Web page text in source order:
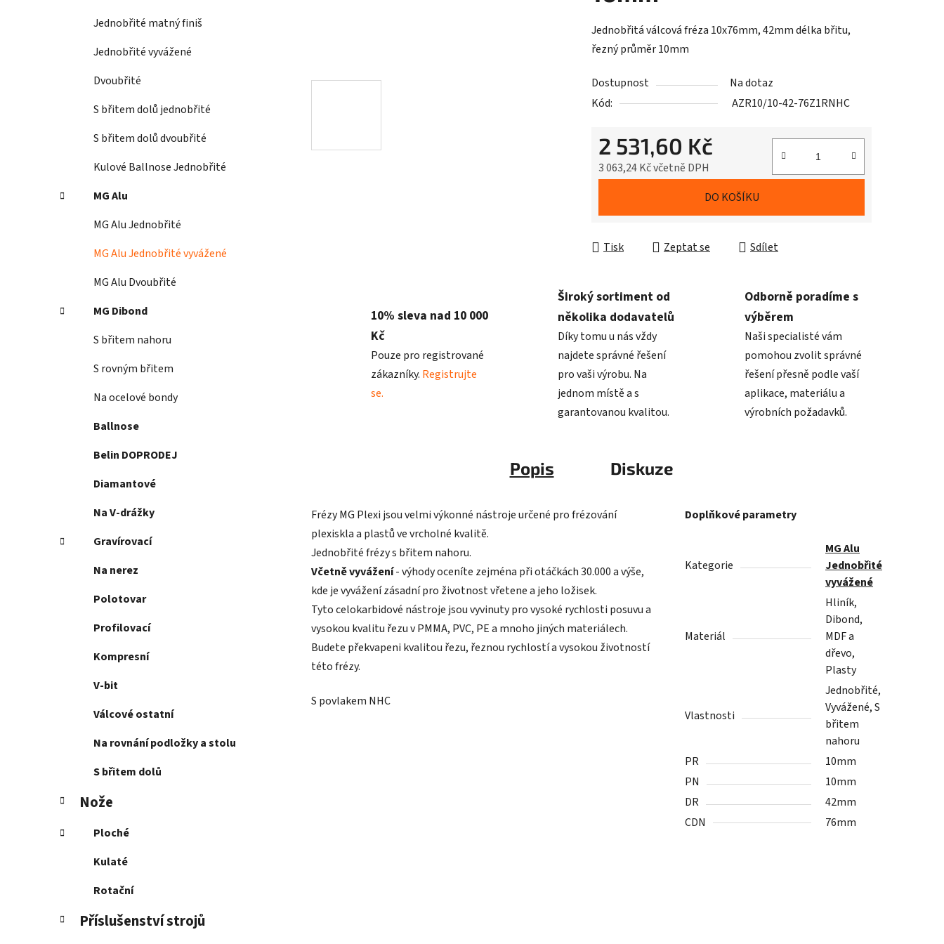
Jednobřité matný finiš
Jednobřité vyvážené
Dvoubřité
S břitem dolů jednobřité
S břitem dolů dvoubřité
Kulové Ballnose Jednobřité
MG Alu
MG Alu Jednobřité
MG Alu Jednobřité vyvážené
MG Alu Dvoubřité
MG Dibond
S břitem nahoru
S rovným břitem
Na ocelové bondy
Ballnose
Belin DOPRODEJ
Diamantové
Na V-drážky
Gravírovací
Na nerez
Polotovar
Profilovací
Kompresní
V-bit
Válcové ostatní
Na rovnání podložky a stolu
S břitem dolů
Nože
Ploché
Kulaté
Rotační
Příslušenství strojů
Jednobřitá válcová fréza 10x76mm, 42mm délka břitu,
řezný průměr 10mm
Dostupnost
Na dotaz
Kód:
AZR10/10-42-76Z1RNHC
2 531,60 Kč
3 063,24 Kč včetně DPH
DO KOŠÍKU
Tisk Zeptat se Sdílet
10% sleva nad 10 000
Kč
Pouze pro registrované
zákazníky. Registrujte
se.
Široký sortiment od
několika dodavatelů
Díky tomu u nás vždy
najdete správné řešení
pro vaši výrobu. Na
jednom místě a s
garantovanou kvalitou.
Odborně poradíme s
výběrem
Naši specialisté vám
pomohou zvolit správné
řešení přesně podle vaší
aplikace, materiálu a
výrobních požadavků.
Popis Diskuze
Frézy MG Plexi jsou velmi výkonné nástroje určené pro frézování
plexiskla a plastů ve vrcholné kvalitě.
Jednobřité frézy s břitem nahoru.
Včetně vyvážení- výhody oceníte zejména při otáčkách 30.000 a výše,
kde je vyvážení zásadní pro životnost vřetene a jeho ložisek.
Tyto celokarbidové nástroje jsou vyvinuty pro vysoké rychlosti posuvu a
vysokou kvalitu řezu v PMMA, PVC, PE a mnoho jiných materiálech.
Budete překvapeni kvalitou řezu, řeznou rychlostí a vysokou životností
této frézy.
S povlakem NHC
Doplňkové parametry
Kategorie
MG Alu
Jednobřité
vyvážené
Materiál
Hliník,
Dibond,
MDF a
dřevo,
Plasty
Vlastnosti
Jednobřité,
Vyvážené, S
břitem
nahoru
PR
10mm
PN
10mm
DR
42mm
CDN
76mm